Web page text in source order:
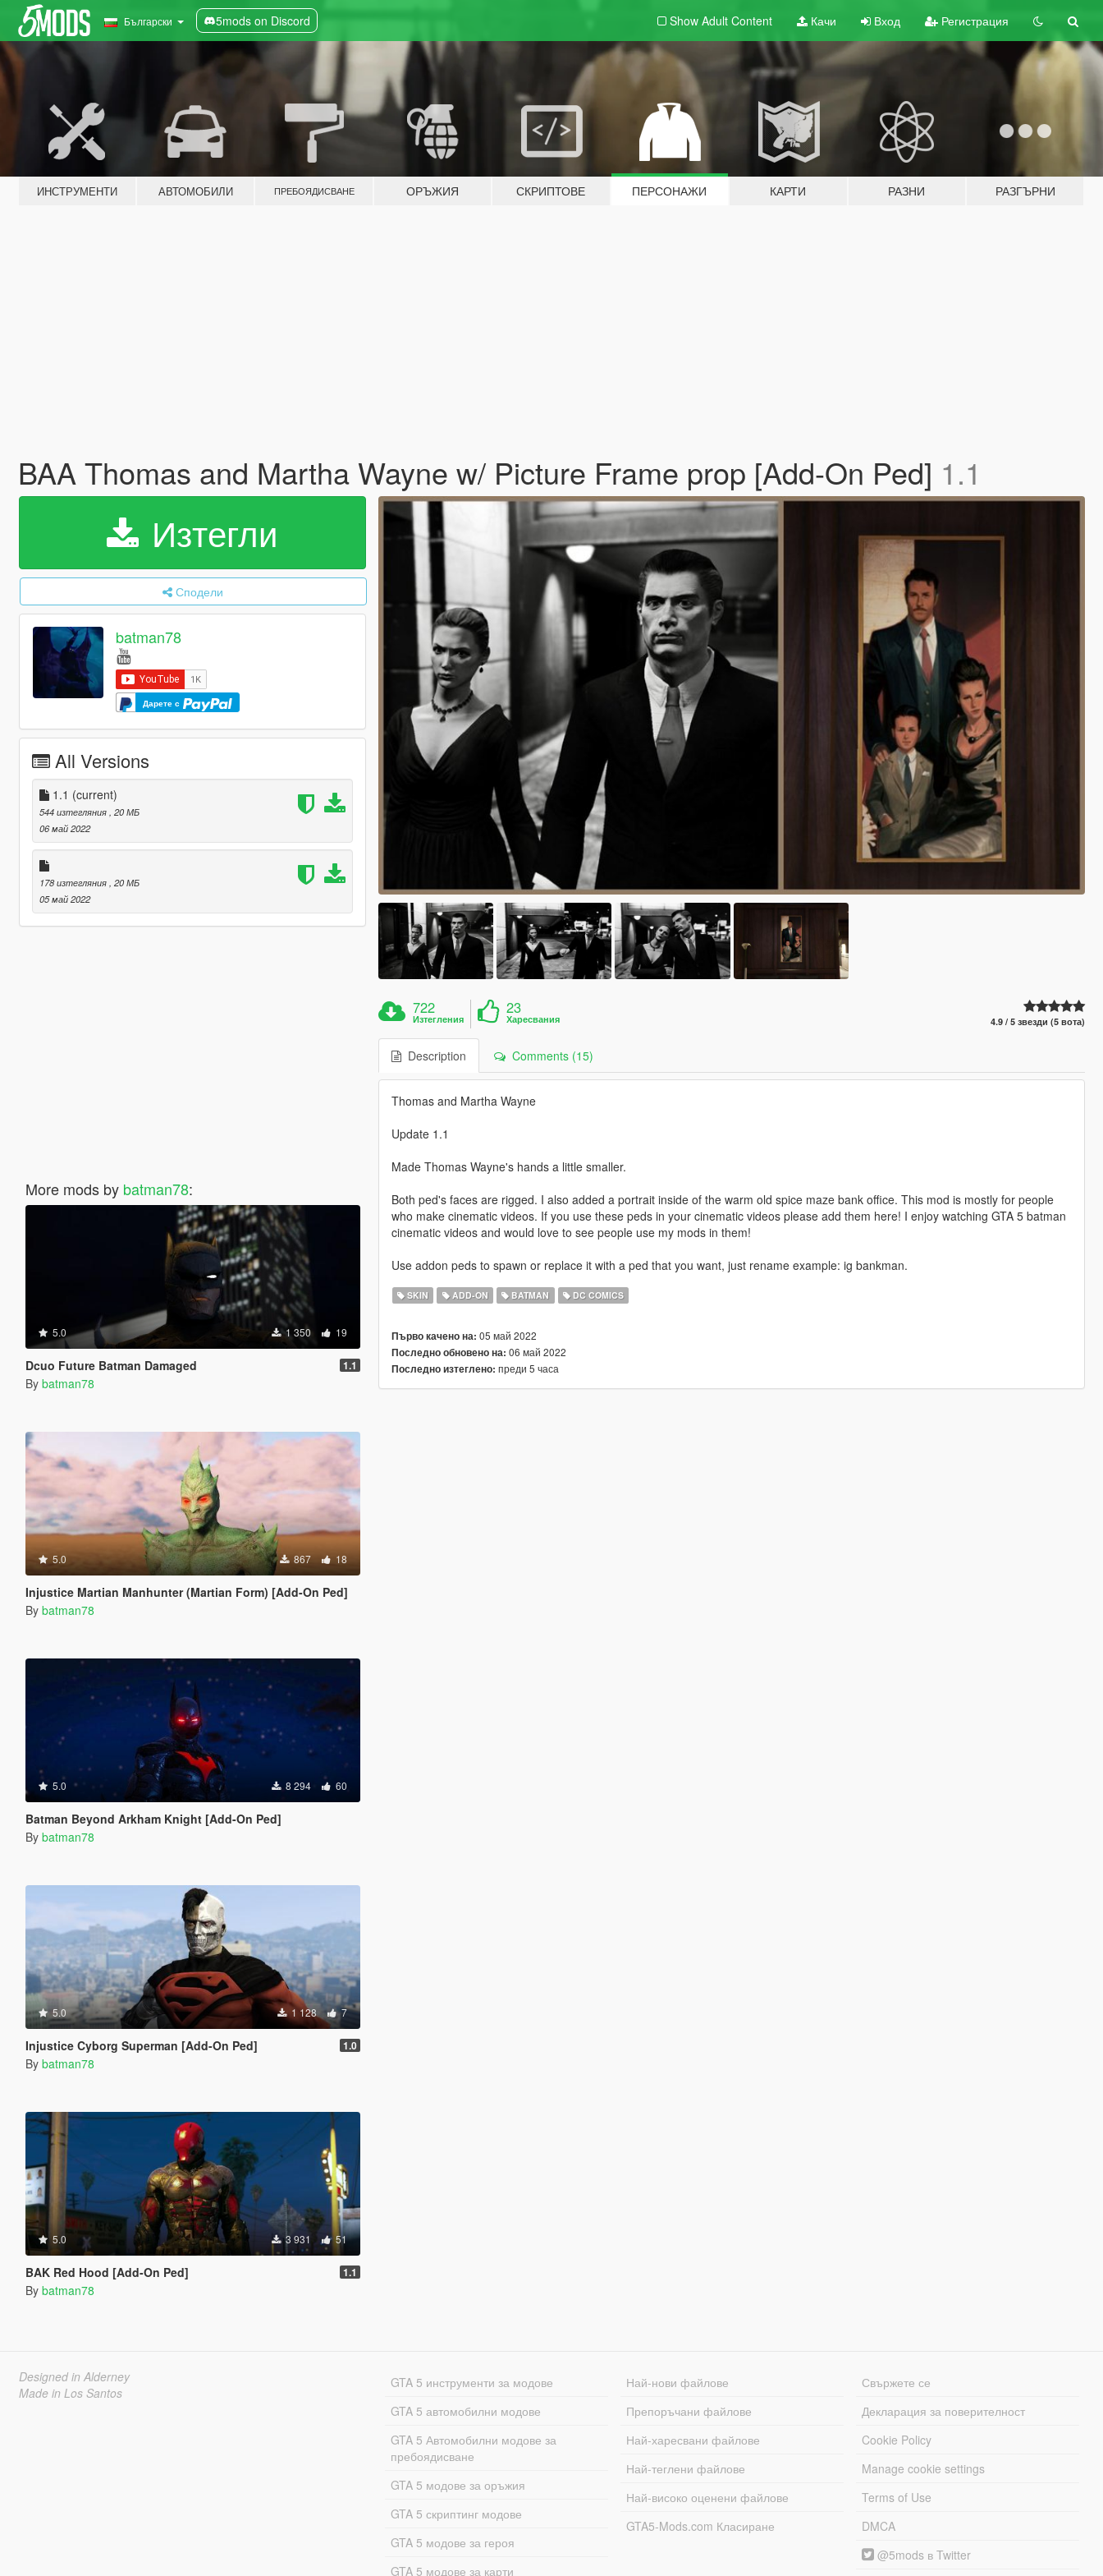
Български 5mods on Discord Show Adult Content Качи Вход Регистрация
ИНСТРУМЕНТИ АВТОМОБИЛИ ПРЕБОЯДИСВАНЕ ОРЪЖИЯ СКРИПТОВЕ ПЕРСОНАЖИ КАРТИ РАЗНИ РАЗГЪРНИ
BAA Thomas and Martha Wayne w/ Picture Frame prop [Add-On Ped] 1.1
Изтегли
Сподели
batman78
Дарете с
All Versions
1.1 (current)
544 изтегляния, 20 МБ
06 май 2022
178 изтегляния, 20 МБ
05 май 2022
More mods by batman78:
5.0 1 350 19
Dcuo Future Batman Damaged 1.1
By batman78
5.0 867 18
Injustice Martian Manhunter (Martian Form) [Add-On Ped]
By batman78
5.0 8 294 60
Batman Beyond Arkham Knight [Add-On Ped]
By batman78
5.0 1 128 7
Injustice Cyborg Superman [Add-On Ped] 1.0
By batman78
5.0 3 931 51
BAK Red Hood [Add-On Ped] 1.1
By batman78
722
Изтегления
23
Харесвания 4.9 / 5 звезди (5 вота)
Description Comments (15)
Thomas and Martha Wayne
Update 1.1
Made Thomas Wayne's hands a little smaller.
Both ped's faces are rigged. I also added a portrait inside of the warm old spice maze bank office. This mod is mostly for people
who make cinematic videos. If you use these peds in your cinematic videos please add them here! I enjoy watching GTA 5 batman
cinematic videos and would love to see people use my mods in them!
Use addon peds to spawn or replace it with a ped that you want, just rename example: ig bankman.
SKIN ADD-ON BATMAN DC COMICS
Първо качено на: 05 май 2022
Последно обновено на: 06 май 2022
Последно изтеглено: преди 5 часа
Designed in Alderney
Made in Los Santos
GTA 5 инструменти за модове
GTA 5 автомобилни модове
GTA 5 Автомобилни модове за
пребоядисване
GTA 5 модове за оръжия
GTA 5 скриптинг модове
GTA 5 модове за героя
GTA 5 модове за карти
Най-нови файлове
Препоръчани файлове
Най-харесвани файлове
Най-теглени файлове
Най-високо оценени файлове
GTA5-Mods.com Класиране
Свържете се
Декларация за поверителност
Cookie Policy
Manage cookie settings
Terms of Use
DMCA
@5mods в Twitter